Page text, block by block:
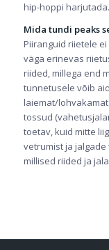
hip-hoppi harjutada.
Mida tundi peaks
Piiranguid riietele
väga erinevas
riided, millega end
tunnetusele võib
laiemat/
tossud
toetav, kuid mitte
vetrumist ja
millised riided ja